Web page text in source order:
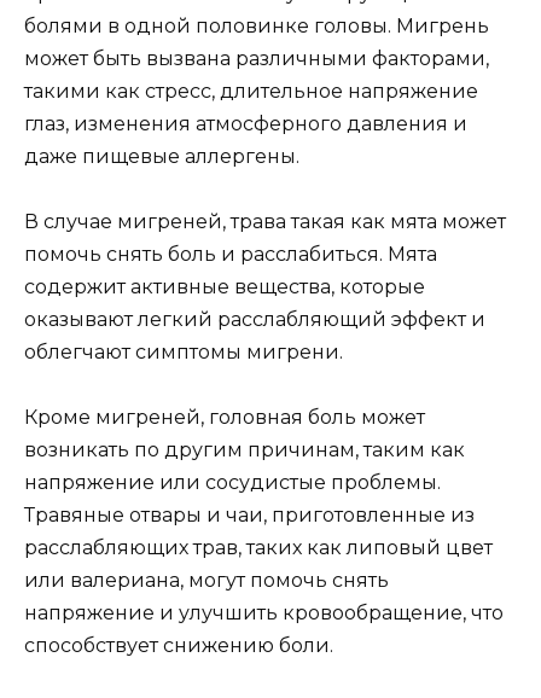
болями в одной половинке головы. Мигрень
может быть вызвана различными факторами,
такими как стресс, длительное напряжение
глаз, изменения атмосферного давления и
даже пищевые аллергены.
В случае мигреней, трава такая как мята может
помочь снять боль и расслабиться. Мята
содержит активные вещества, которые
оказывают легкий расслабляющий эффект и
облегчают симптомы мигрени.
Кроме мигреней, головная боль может
возникать по другим причинам, таким как
напряжение или сосудистые проблемы.
Травяные отвары и чаи, приготовленные из
расслабляющих трав, таких как липовый цвет
или валериана, могут помочь снять
напряжение и улучшить кровообращение, что
способствует снижению боли.